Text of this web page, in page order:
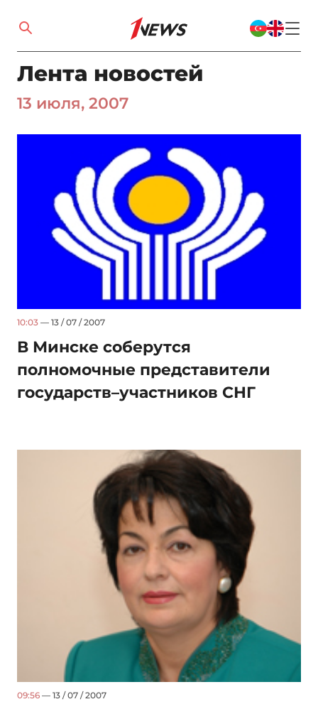
Лента новостей
13 июля, 2007
10:03 — 13 / 07 / 2007
В Минске соберутся
полномочные представители
государств–участников СНГ
09:56 — 13 / 07 / 2007